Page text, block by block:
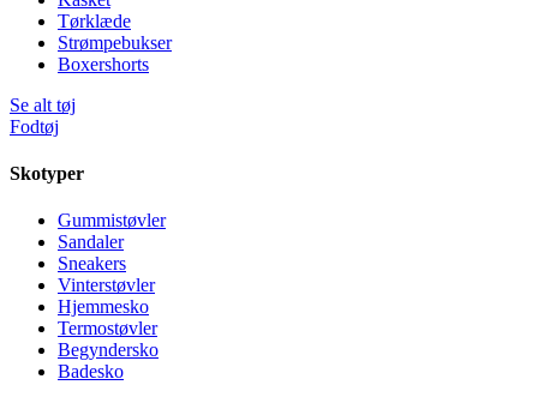
Tørklæde
Strømpebukser
Boxershorts
Se alt tøj
Fodtøj
Skotyper
Gummistøvler
Sandaler
Sneakers
Vinterstøvler
Hjemmesko
Termostøvler
Begyndersko
Badesko